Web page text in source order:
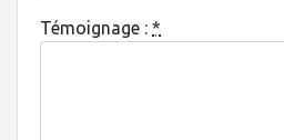
Témoignage : *